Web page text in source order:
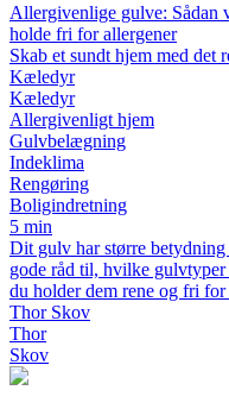
Allergivenlige gulve: Sådan
holde fri for allergener
Skab et sundt hjem med
Kæledyr
Kæledyr
Allergivenligt hjem
Gulvbelægning
Indeklima
Rengøring
Boligindretning
5 min
Dit gulv har større
gode råd til, hvilke
du holder dem rene og fri
Thor Skov
Thor
Skov